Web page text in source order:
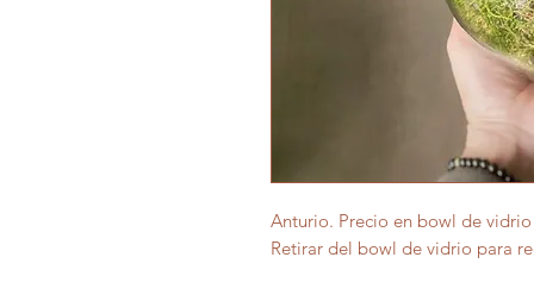
Anturio. Precio en bowl de
Retirar del bowl de vidrio para